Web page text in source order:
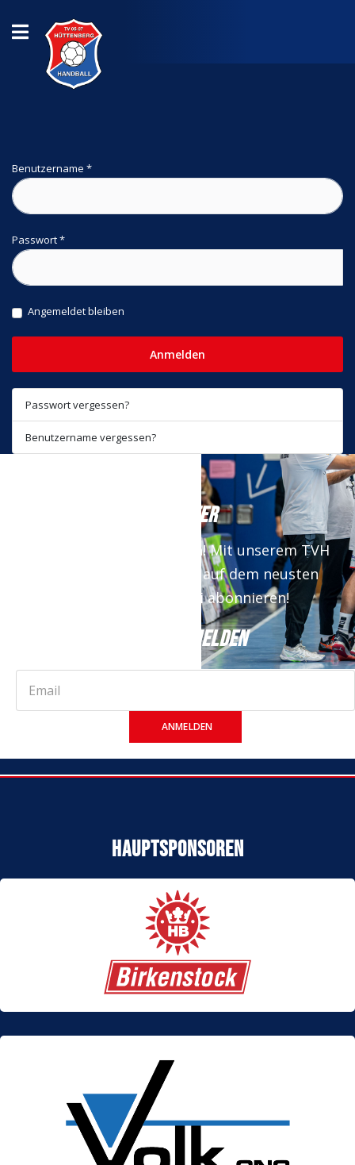
Benutzername *
Passwort*
Angemeldet bleiben
Anmelden
Passwort vergessen?
Benutzername vergessen?
NEWSLETTER
Keine News mehr verpassen! Mit unserem TVH
Newsletter bist du immer auf dem neusten
Stand. Jetzt kostenfrei abonnieren!
JETZT ANMELDEN
ANMELDEN
Hauptsponsoren